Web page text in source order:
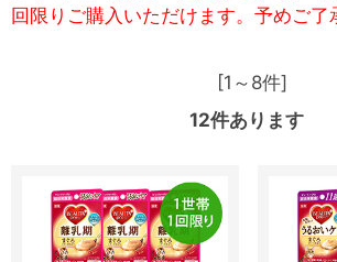
回限りご購入いただけます。予めご了
[1～8件]
12件あります